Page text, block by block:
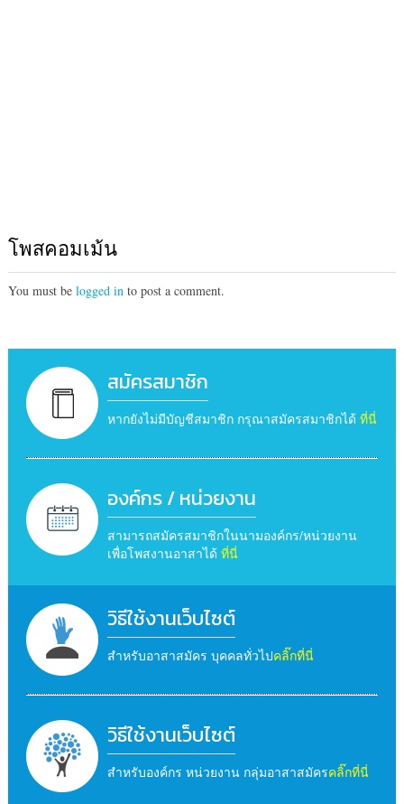
โพสคอมเม้น
You must be logged into post a comment.
สมัครสมาชิก
หากยังไม่มีบัญชีสมาชิก กรุณาสมัครสมาชิกได้ ที่นี่
องค์กร / หน่วยงาน
สามารถสมัครสมาชิกในนามองค์กร/หน่วยงาน
เพื่อโพสงานอาสาได้ ที่นี่
วิธีใช้งานเว็บไซต์
สำหรับอาสาสมัคร บุคคลทั่วไปคลิ๊กที่นี่
วิธีใช้งานเว็บไซต์
สำหรับองค์กร หน่วยงาน กลุ่มอาสาสมัครคลิ๊กที่นี่